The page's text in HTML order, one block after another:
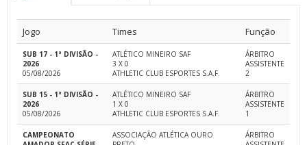
Jogo Times Função
SUB 17 - 1ª DIVISÃO -
2026
05/08/2026
ATLÉTICO MINEIRO SAF
3 X 0
ATHLETIC CLUB ESPORTES S.A.F.
ÁRBITRO
ASSISTENTE
2
SUB 15 - 1ª DIVISÃO -
2026
05/08/2026
ATLÉTICO MINEIRO SAF
1 X 0
ATHLETIC CLUB ESPORTES S.A.F.
ÁRBITRO
ASSISTENTE
1
CAMPEONATO
ASSOCIAÇÃO ATLÉTICA OURO
ÁRBITRO